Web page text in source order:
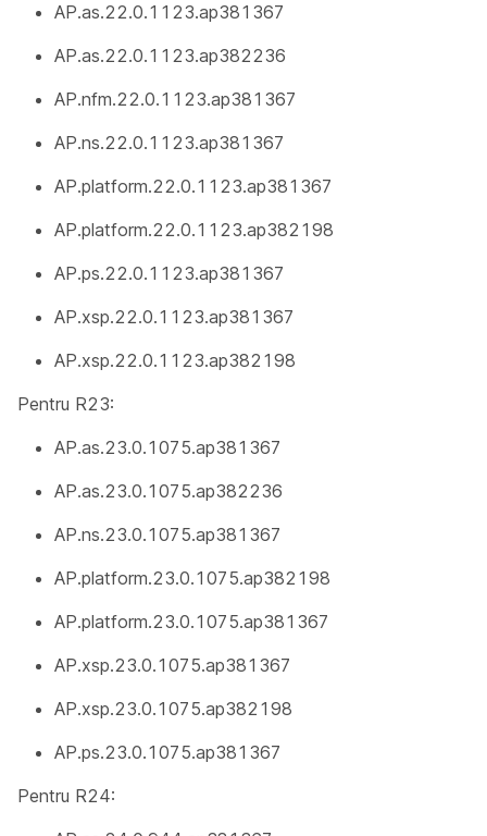
AP.as.22.0.1123.ap381367
AP.as.22.0.1123.ap382236
AP.nfm.22.0.1123.ap381367
AP.ns.22.0.1123.ap381367
AP.platform.22.0.1123.ap381367
AP.platform.22.0.1123.ap382198
AP.ps.22.0.1123.ap381367
AP.xsp.22.0.1123.ap381367
AP.xsp.22.0.1123.ap382198
Pentru R23:
AP.as.23.0.1075.ap381367
AP.as.23.0.1075.ap382236
AP.ns.23.0.1075.ap381367
AP.platform.23.0.1075.ap382198
AP.platform.23.0.1075.ap381367
AP.xsp.23.0.1075.ap381367
AP.xsp.23.0.1075.ap382198
AP.ps.23.0.1075.ap381367
Pentru R24: